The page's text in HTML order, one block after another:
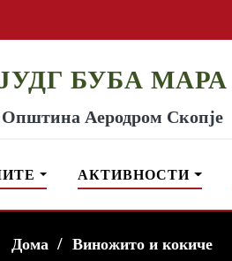
БУБА МАРА
Општина Аеродром Скопје
АКТИВНОСТИ
Дома Виножито и кокиче